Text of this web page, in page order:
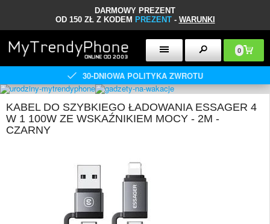
DARMOWY PREZENT
OD 150 ZŁ Z KODEM PREZENT- WARUNKI
0
30-DNIOWA POLITYKA ZWROTU
KABEL DO SZYBKIEGO ŁADOWANIA ESSAGER 4
W 1 100W ZE WSKAŹNIKIEM MOCY - 2M -
CZARNY